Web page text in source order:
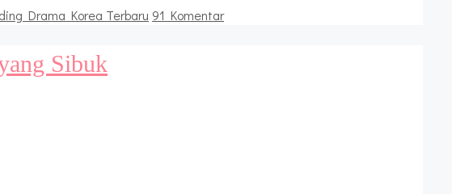
Drama Korea Terbaru 91 Komentar
Sibuk